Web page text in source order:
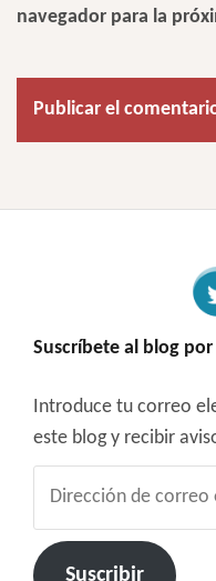
navegador para la
Suscríbete al blog
Introduce tu correo
este blog y recibir
correo
electrónico
Suscribir